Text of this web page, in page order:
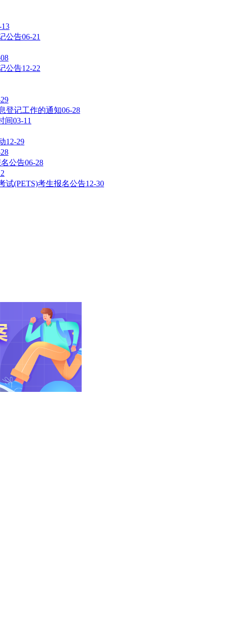
13
公告06-21
公告12-22
登记工作的通知06-28
间03-11
12-29
公告06-28
试(PETS)考生报名公告12-30